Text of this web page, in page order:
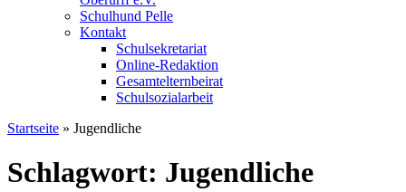
Schulhund Pelle
Kontakt
Schulsekretariat
Online-Redaktion
Gesamtelternbeirat
Schulsozialarbeit
Startseite » Jugendliche
Schlagwort: Jugendliche